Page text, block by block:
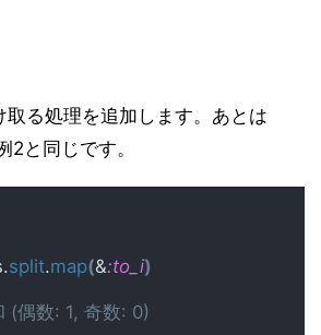
取る処理を追加します。あとは
2と同じです。
split.map(&:to_i)
(偶数: 1, 奇数: 0)